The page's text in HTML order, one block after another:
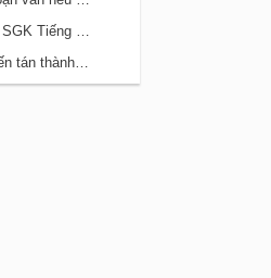
Bài 20 Cụ Đồ Chiểu trang 101 SGK Tiếng Việt 5 Kết nối tri thức tập 2
Bài 19 Viết đoạn văn nêu ý kiến tán thành một sự việc, hiện tượng (Bài viết số 1) trang 100 SGK Tiếng Việt 5 Kết nối tri thức tập 2